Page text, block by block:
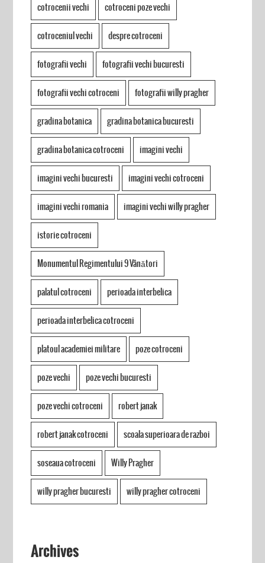
cotrocenii vechi cotroceni poze vechi
cotroceniul vechi despre cotroceni
fotografii vechi fotografii vechi bucuresti
fotografii vechi cotroceni fotografii willy pragher
gradina botanica gradina botanica bucuresti
gradina botanica cotroceni imagini vechi
imagini vechi bucuresti imagini vechi cotroceni
imagini vechi romania imagini vechi willy pragher
istorie cotroceni
Monumentul Regimentului 9 Vânători
palatul cotroceni perioada interbelica
perioada interbelica cotroceni
platoul academiei militare poze cotroceni
poze vechi poze vechi bucuresti
poze vechi cotroceni robert janak
robert janak cotroceni scoala superioara de razboi
soseaua cotroceni Willy Pragher
willy pragher bucuresti willy pragher cotroceni
Archives